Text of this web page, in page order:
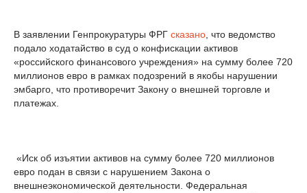
В заявлении Генпрокуратуры ФРГ сказано , что ведомство
подало ходатайство в суд о конфискации активов
«российского финансового учреждения» на сумму более 720
миллионов евро в рамках подозрений в якобы нарушении
эмбарго, что противоречит Закону о внешней торговле и
платежах.
«Иск об изъятии активов на сумму более 720 миллионов
евро подан в связи с нарушением Закона о
внешнеэкономической деятельности. Федеральная